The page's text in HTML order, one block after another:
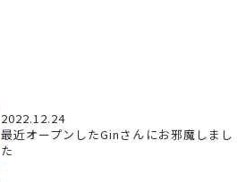
2022.12.24
最近オープンしたGinさんにお邪魔しまし
た